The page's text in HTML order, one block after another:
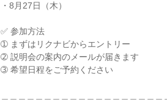
・8月27日（木）
✅ 参加方法
➀ まずはリクナビからエントリー
➁ 説明会の案内のメールが届きます
➂ 希望日程をご予約ください